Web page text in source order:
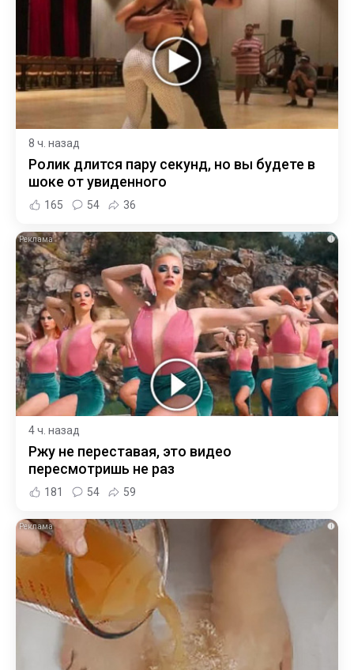
8 ч. назад
Ролик длится пару секунд, но вы будете в
шоке от увиденного
165 54 36
i
4 ч. назад
Ржу не переставая, это видео
пересмотришь не раз
181 54 59
i